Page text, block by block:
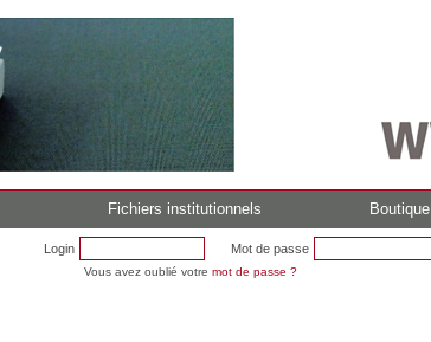
Fichiers institutionnels Boutique
Login Mot de passe
Vous avez oublié votre mot de passe ?